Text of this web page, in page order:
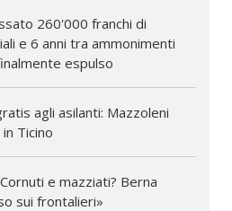
260'000 franchi di
e 6 anni tra ammonimenti
espulso
agli asilanti: Mazzoleni
Ticino
e mazziati? Berna
sui frontalieri»